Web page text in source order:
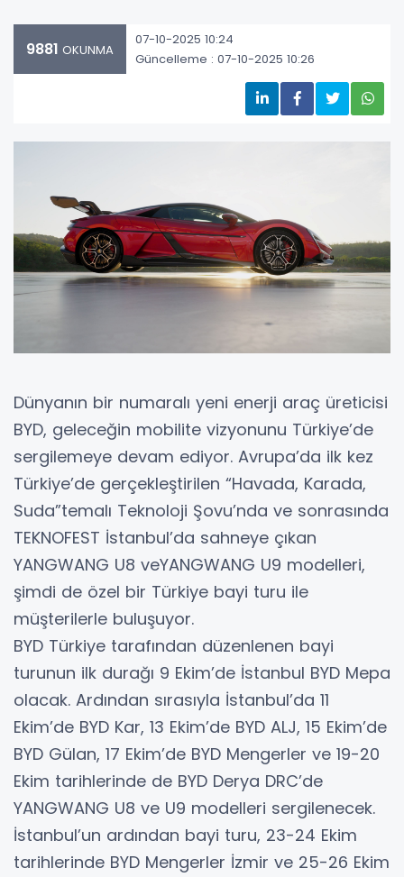
9881 OKUNMA
07-10-2025 10:24
Güncelleme : 07-10-2025 10:26
Dünyanın bir numaralı yeni enerji araç üreticisi
BYD, geleceğin mobilite vizyonunu Türkiye’de
sergilemeye devam ediyor. Avrupa’da ilk kez
Türkiye’de gerçekleştirilen “Havada, Karada,
Suda”temalı Teknoloji Şovu’nda ve sonrasında
TEKNOFEST İstanbul’da sahneye çıkan
YANGWANG U8 veYANGWANG U9 modelleri,
şimdi de özel bir Türkiye bayi turu ile
müşterilerle buluşuyor.
BYD Türkiye tarafından düzenlenen bayi
turunun ilk durağı 9 Ekim’de İstanbul BYD Mepa
olacak. Ardından sırasıyla İstanbul’da 11
Ekim’de BYD Kar, 13 Ekim’de BYD ALJ, 15 Ekim’de
BYD Gülan, 17 Ekim’de BYD Mengerler ve 19-20
Ekim tarihlerinde de BYD Derya DRC’de
YANGWANG U8 ve U9 modelleri sergilenecek.
İstanbul’un ardından bayi turu, 23-24 Ekim
tarihlerinde BYD Mengerler İzmir ve 25-26 Ekim